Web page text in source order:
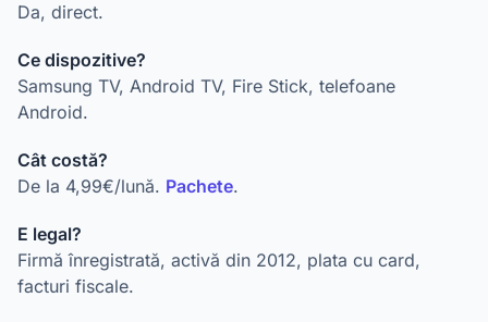
Da, direct.
Ce dispozitive?
Samsung TV, Android TV, Fire Stick, telefoane
Android.
Cât costă?
De la 4,99€/lună. Pachete.
E legal?
Firmă înregistrată, activă din 2012, plata cu card,
facturi fiscale.